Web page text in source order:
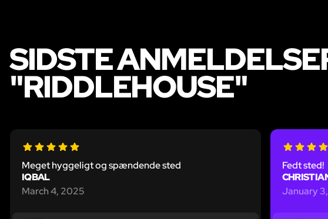
SIDSTE
"RIDDLEHOUSE"
Meget hyggeligt og spændende sted
IQBAL
March 4, 2025
Fedt sted!
January